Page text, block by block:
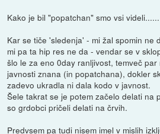
Kako je bil "popatchan" smo vsi videli......
Kar se tiče 'sledenja' - mi žal spomin ne
mi pa ta hip res ne da - vendar se v
šlo le za eno 0day ranljivost, temveč
javnosti znana (in popatchana), dokler
zadevo ukradla ni dala kodo v javnost.
Šele takrat se je potem začelo delati na
so grdobci pričeli delati na črvih.
Predvsem pa tudi nisem imel v mislih